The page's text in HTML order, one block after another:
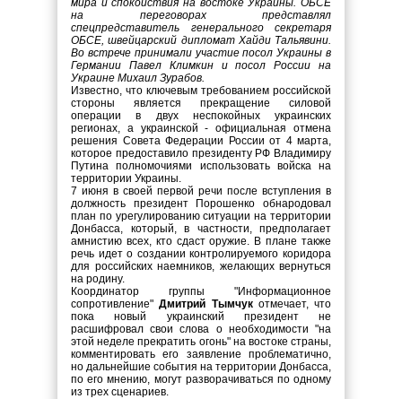
мира и спокойствия на востоке Украины. ОБСЕ
на переговорах представлял
спецпредставитель генерального секретаря
ОБСЕ, швейцарский дипломат Хайди Тальявини.
Во встрече принимали участие посол Украины в
Германии Павел Климкин и посол России на
Украине Михаил Зурабов.
Известно, что ключевым требованием российской
стороны является прекращение силовой
операции в двух неспокойных украинских
регионах, а украинской - официальная отмена
решения Совета Федерации России от 4 марта,
которое предоставило президенту РФ Владимиру
Путина полномочиями использовать войска на
территории Украины.
7 июня в своей первой речи после вступления в
должность президент Порошенко обнародовал
план по урегулированию ситуации на территории
Донбасса, который, в частности, предполагает
амнистию всех, кто сдаст оружие. В плане также
речь идет о создании контролируемого коридора
для российских наемников, желающих вернуться
на родину.
Координатор группы "Информационное
сопротивление"Дмитрий Тымчук отмечает, что
пока новый украинский президент не
расшифровал свои слова о необходимости "на
этой неделе прекратить огонь" на востоке страны,
комментировать его заявление проблематично,
но дальнейшие события на территории Донбасса,
по его мнению, могут разворачиваться по одному
из трех сценариев.